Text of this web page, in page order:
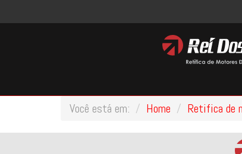
Você está em: Home Retifica de